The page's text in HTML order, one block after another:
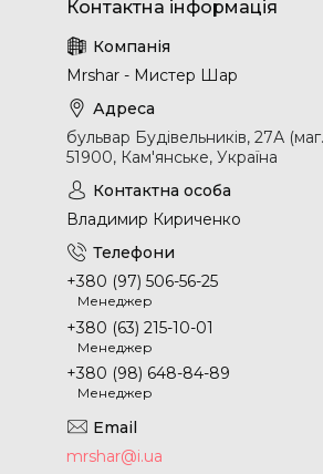
Mrshar - Мистер Шар
бульвар Будівельників, 27А
51900, Кам'янське, Україна
Владимир Кириченко
+380 (97) 506-56-25
Менеджер
+380 (63) 215-10-01
Менеджер
+380 (98) 648-84-89
Менеджер
mrshar@i.ua